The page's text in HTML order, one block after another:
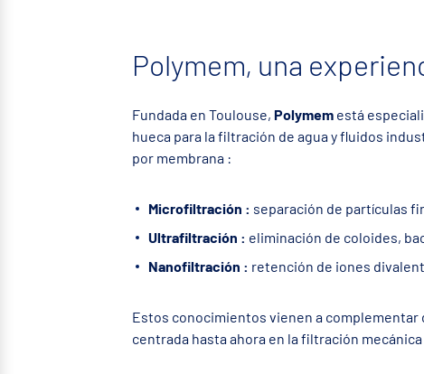
Polymem, una
Fundada en Toulouse, Polymem está
hueca para la filtración de agua y fluidos
por membrana :
Microfiltración : separación de partículas
Ultrafiltración : eliminación de coloides,
Nanofiltración : retención de iones
Estos conocimientos vienen a complementar
centrada hasta ahora en la filtración